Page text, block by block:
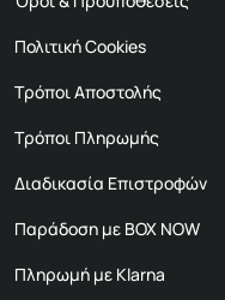
Πολιτική Cookies
Τρόποι Αποστολής
Τρόποι Πληρωμής
Διαδικασία Επιστροφών
Παράδοση με BOX NOW
Πληρωμή με Klarna